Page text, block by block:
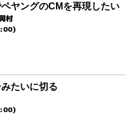
ヤングのCMを再現したい
村
たいに切る